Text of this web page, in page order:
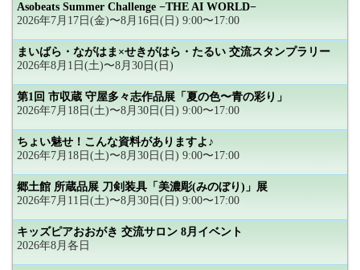
Asobeats Summer Challenge −THE AI WORLD−
2026年7月17日(金)〜8月16日(日) 9:00〜17:00
まいばら・ながはま×せきがはら・たるい 交流スタンプラリー
2026年8月1日(土)〜8月30日(日)
第1回 市収蔵 守屋多々志作品展「夏の色〜青の彩り」
2026年7月18日(土)〜8月30日(日) 9:00〜17:00
ちょい魅せ！こんな資料がありますよ♪
2026年7月18日(土)〜8月30日(日) 9:00〜17:00
郷土館 所蔵品展 刀剣装具「美濃彫(みのぼり)」展
2026年7月11日(土)〜8月30日(日) 9:00〜17:00
キッズピアおおがき 交流サロン 8月イベント
2026年8月各日